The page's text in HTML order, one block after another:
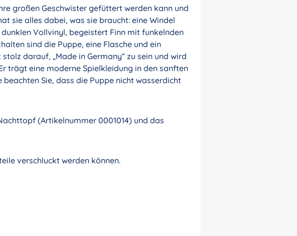
großen Geschwister gefüttert werden kann und
sie alles dabei, was sie braucht: eine Windel
Vollvinyl, begeistert Finn mit funkelnden
sind die Puppe, eine Flasche und ein
darauf, „Made in Germany“ zu sein und wird
trägt eine moderne Spielkleidung in den sanften
Sie, dass die Puppe nicht wasserdicht
(Artikelnummer 0001014) und das
verschluckt werden können.